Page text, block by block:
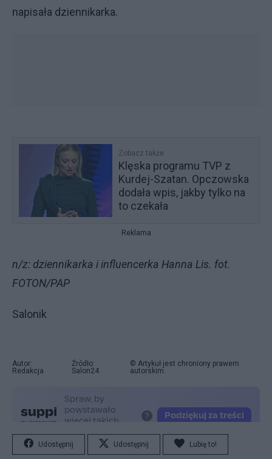
napisała dziennikarka.
Zobacz także
Klęska programu TVP z
Kurdej-Szatan. Opczowska
dodała wpis, jakby tylko na
to czekała
Reklama
n/z: dziennikarka i influencerka Hanna Lis. fot.
FOTON/PAP
Salonik
Autor:
Redakcja
Źródło:
Salon24
© Artykuł jest chroniony prawem
autorskim.
Udostępnij Udostępnij Lubię to!